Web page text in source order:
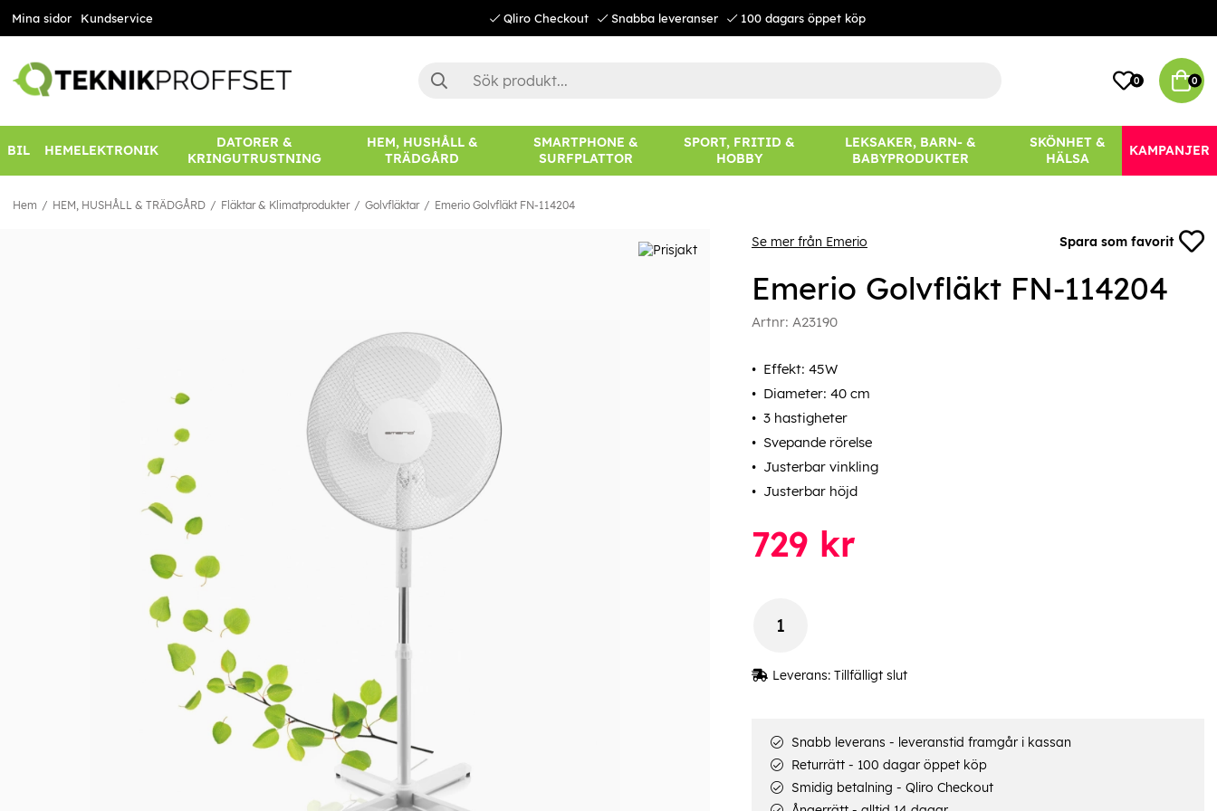
Mina sidor Kundservice Qliro Checkout Snabba leveranser 100 dagars öppet köp
0 0
BIL HEMELEKTRONIK
DATORER &
KRINGUTRUSTNING
HEM, HUSHÅLL &
TRÄDGÅRD
SMARTPHONE &
SURFPLATTOR
SPORT, FRITID &
HOBBY
LEKSAKER, BARN- &
BABYPRODUKTER
SKÖNHET &
HÄLSA
KAMPANJER
Hem HEM, HUSHÅLL & TRÄDGÅRD Fläktar & Klimatprodukter Golvfläktar Emerio Golvfläkt FN-114204
Se mer från Emerio Spara som favorit
Emerio Golvfläkt FN-114204
Artnr: A23190
Effekt: 45W
Diameter: 40 cm
3 hastigheter
Svepande rörelse
Justerbar vinkling
Justerbar höjd
729 kr
Leverans: Tillfälligt slut
Snabb leverans - leveranstid framgår i kassan
Returrätt - 100 dagar öppet köp
Smidig betalning - Qliro Checkout